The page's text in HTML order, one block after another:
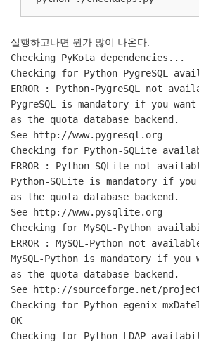
실행하고나면 뭔가 많이 나온다.
Checking PyKota dependencies...
Checking for Python-PygreSQL
ERROR : Python-PygreSQL not
PygreSQL is mandatory if you
as the quota database backend.
See http://www.pygresql.org
Checking for Python-SQLite
ERROR : Python-SQLite not
Python-SQLite is mandatory if
as the quota database backend.
See http://www.pysqlite.org
Checking for MySQL-Python
ERROR : MySQL-Python not
MySQL-Python is mandatory if you
as the quota database backend.
See http://sourceforge.net/
Checking for Python-egenix-
OK
Checking for Python-LDAP